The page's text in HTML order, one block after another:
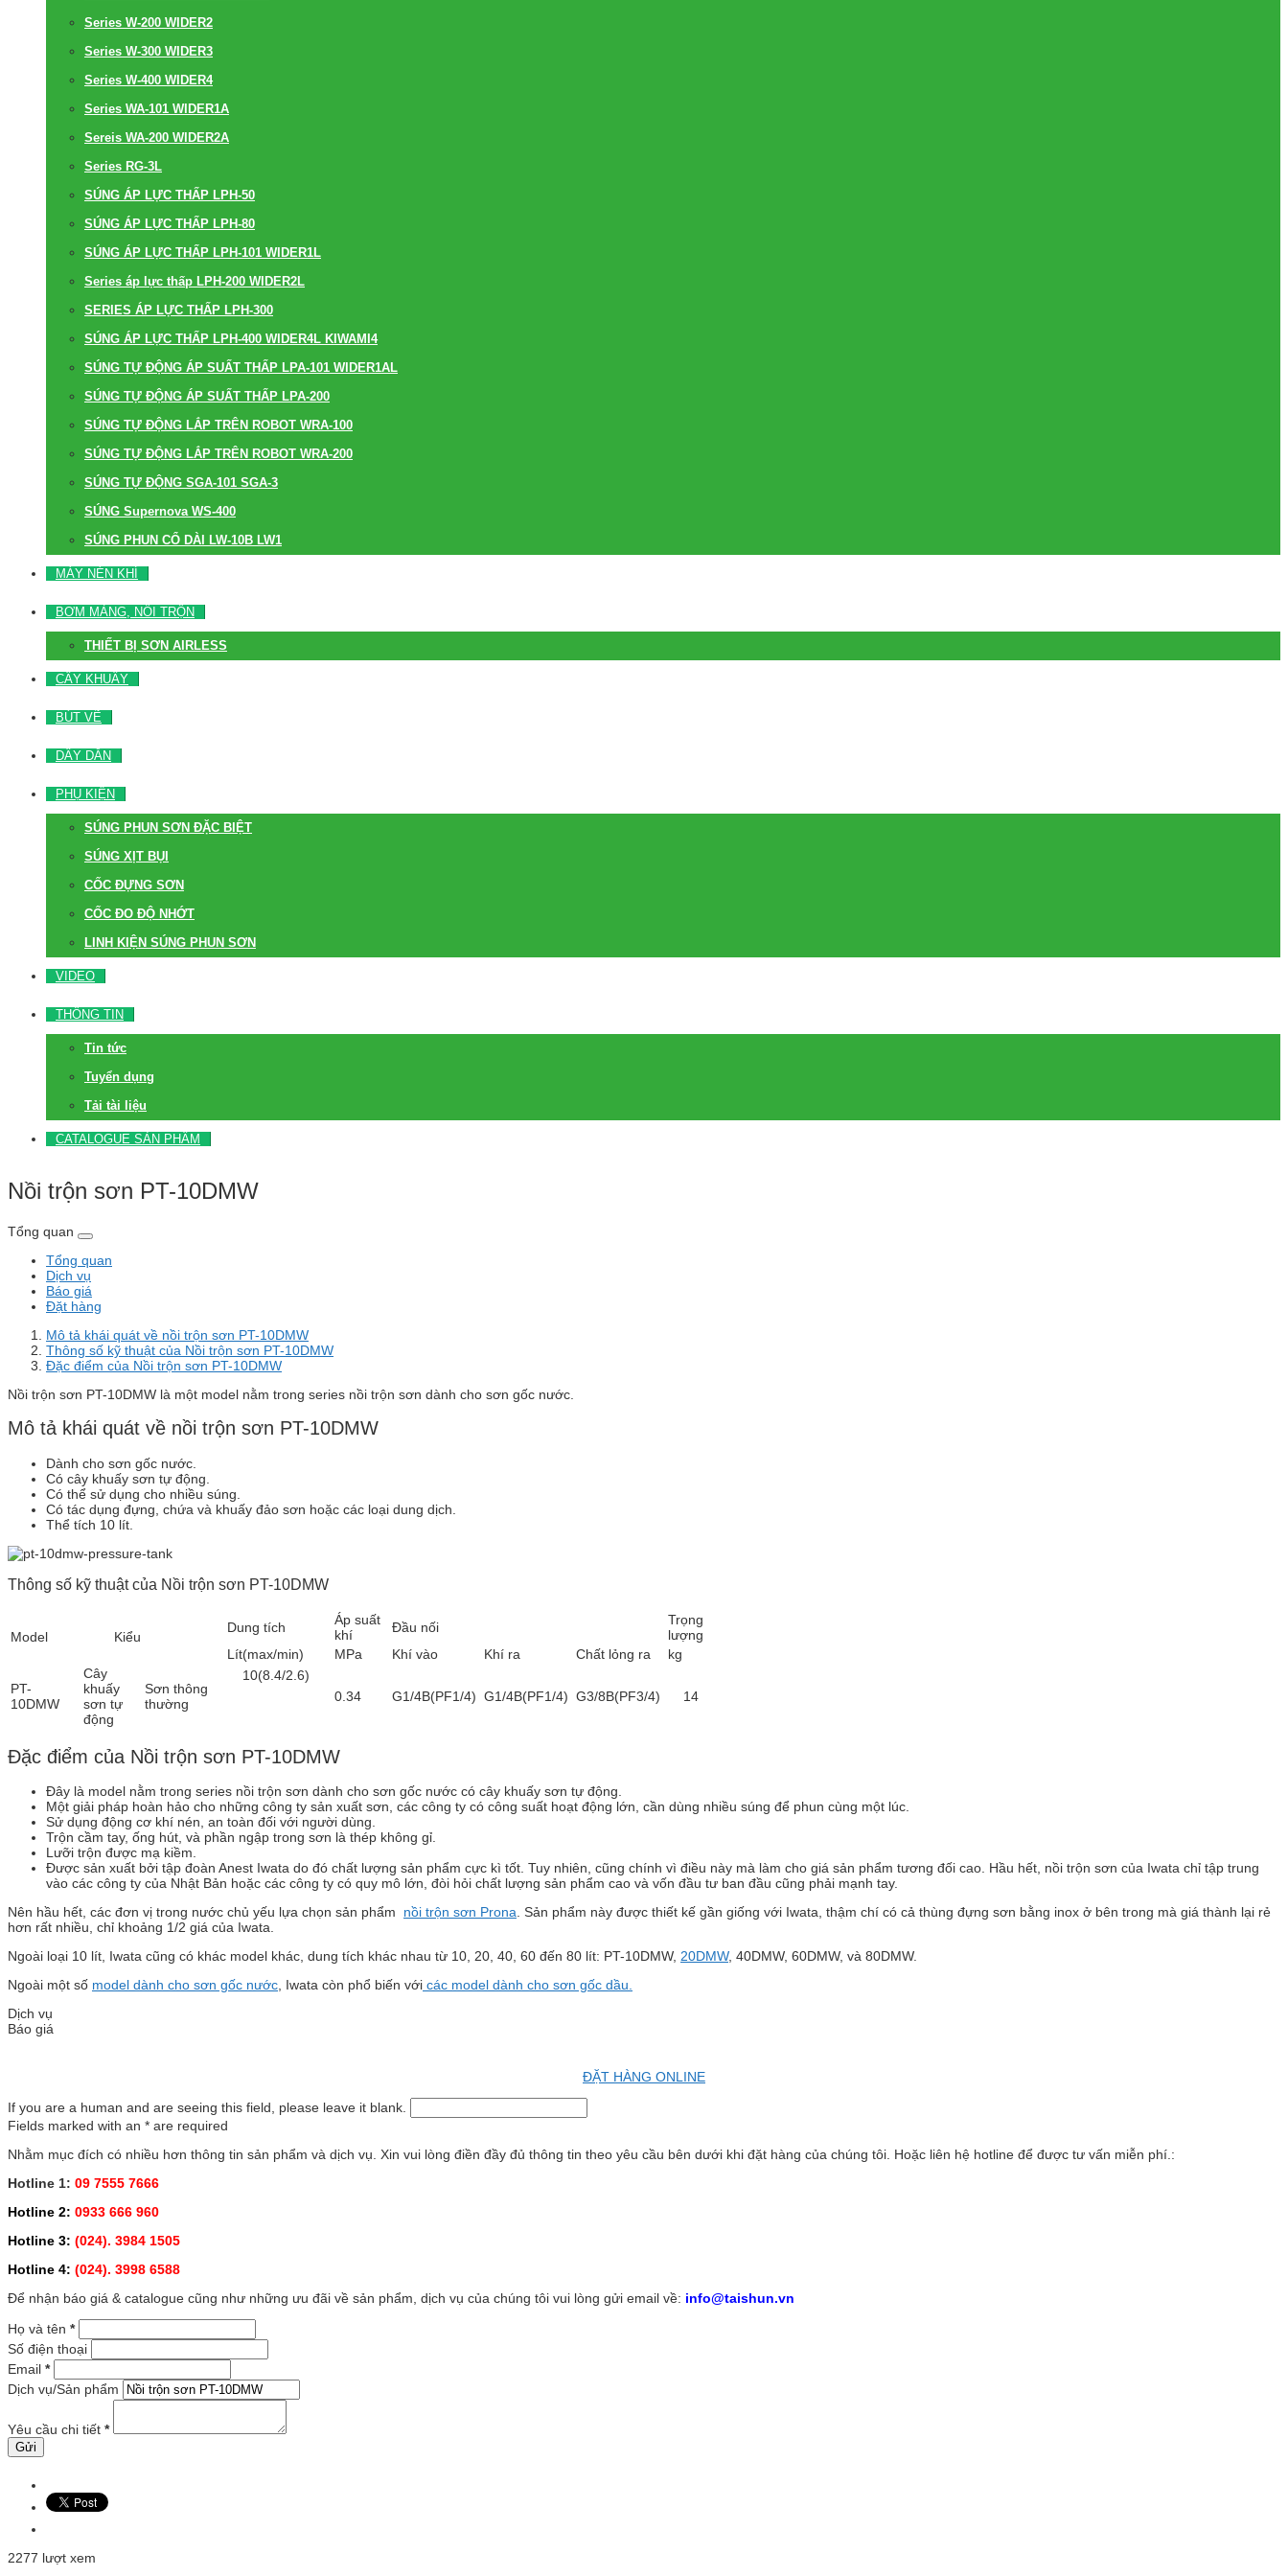
Series W-200 WIDER2
Series W-300 WIDER3
Series W-400 WIDER4
Series WA-101 WIDER1A
Sereis WA-200 WIDER2A
Series RG-3L
SÚNG ÁP LỰC THẤP LPH-50
SÚNG ÁP LỰC THẤP LPH-80
SÚNG ÁP LỰC THẤP LPH-101 WIDER1L
Series áp lực thấp LPH-200 WIDER2L
SERIES ÁP LỰC THẤP LPH-300
SÚNG ÁP LỰC THẤP LPH-400 WIDER4L KIWAMI4
SÚNG TỰ ĐỘNG ÁP SUẤT THẤP LPA-101 WIDER1AL
SÚNG TỰ ĐỘNG ÁP SUẤT THẤP LPA-200
SÚNG TỰ ĐỘNG LẮP TRÊN ROBOT WRA-100
SÚNG TỰ ĐỘNG LẮP TRÊN ROBOT WRA-200
SÚNG TỰ ĐỘNG SGA-101 SGA-3
SÚNG Supernova WS-400
SÚNG PHUN CỔ DÀI LW-10B LW1
MÁY NÉN KHÍ
BƠM MÀNG, NỒI TRỘN
THIẾT BỊ SƠN AIRLESS
CÂY KHUẤY
BÚT VẼ
DÂY DẪN
PHỤ KIỆN
SÚNG PHUN SƠN ĐẶC BIỆT
SÚNG XỊT BỤI
CỐC ĐỰNG SƠN
CỐC ĐO ĐỘ NHỚT
LINH KIỆN SÚNG PHUN SƠN
VIDEO
THÔNG TIN
Tin tức
Tuyển dụng
Tải tài liệu
CATALOGUE SẢN PHẨM
Nồi trộn sơn PT-10DMW
Tổng quan
Tổng quan
Dịch vụ
Báo giá
Đặt hàng
Mô tả khái quát về nồi trộn sơn PT-10DMW
Thông số kỹ thuật của Nồi trộn sơn PT-10DMW
Đặc điểm của Nồi trộn sơn PT-10DMW
Nồi trộn sơn PT-10DMW là một model nằm trong series nồi trộn sơn dành cho sơn gốc nước.
Mô tả khái quát về nồi trộn sơn PT-10DMW
Dành cho sơn gốc nước.
Có cây khuấy sơn tự động.
Có thể sử dụng cho nhiều súng.
Có tác dụng đựng, chứa và khuấy đảo sơn hoặc các loại dung dịch.
Thể tích 10 lít.
Thông số kỹ thuật của Nồi trộn sơn PT-10DMW
Model Kiểu
Dung tích
Áp suất
khí
Đầu nối
Trọng
lượng
Lít(max/min)
MPa Khí vào Khí ra Chất lỏng ra kg
PT-
10DMW
Cây
khuấy
sơn tự
động
Sơn thông
thường
10(8.4/2.6)
0.34
G1/4B(PF1/4) G1/4B(PF1/4) G3/8B(PF3/4) 14
Đặc điểm của Nồi trộn sơn PT-10DMW
Đây là model nằm trong series nồi trộn sơn dành cho sơn gốc nước có cây khuấy sơn tự động.
Một giải pháp hoàn hảo cho những công ty sản xuất sơn, các công ty có công suất hoạt động lớn, cần dùng nhiều súng để phun cùng một lúc.
Sử dụng động cơ khí nén, an toàn đối với người dùng.
Trộn cầm tay, ống hút, và phần ngập trong sơn là thép không gỉ.
Lưỡi trộn được mạ kiềm.
Được sản xuất bởi tập đoàn Anest Iwata do đó chất lượng sản phẩm cực kì tốt. Tuy nhiên, cũng chính vì điều này mà làm cho giá sản phẩm tương đối cao. Hầu hết, nồi trộn sơn của Iwata chỉ tập trung
vào các công ty của Nhật Bản hoặc các công ty có quy mô lớn, đòi hỏi chất lượng sản phẩm cao và vốn đầu tư ban đầu cũng phải mạnh tay.
Nên hầu hết, các đơn vị trong nước chủ yếu lựa chọn sản phẩm nồi trộn sơn Prona . Sản phẩm này được thiết kế gần giống với Iwata, thậm chí có cả thùng đựng sơn bằng inox ở bên trong mà giá thành lại rẻ
hơn rất nhiều, chỉ khoảng 1/2 giá của Iwata.
Ngoài loại 10 lít, Iwata cũng có khác model khác, dung tích khác nhau từ 10, 20, 40, 60 đến 80 lít: PT-10DMW, 20DMW, 40DMW, 60DMW, và 80DMW.
Ngoài một số model dành cho sơn gốc nước , Iwata còn phổ biến với các model dành cho sơn gốc dầu.
Dịch vụ
Báo giá
ĐẶT HÀNG ONLINE
If you are a human and are seeing this field, please leave it blank.
Fields marked with an * are required
Nhằm mục đích có nhiều hơn thông tin sản phẩm và dịch vụ. Xin vui lòng điền đầy đủ thông tin theo yêu cầu bên dưới khi đặt hàng của chúng tôi. Hoặc liên hệ hotline để được tư vấn miễn phí.:
Hotline 1: 09 7555 7666
Hotline 2: 0933 666 960
Hotline 3: (024). 3984 1505
Hotline 4: (024). 3998 6588
Để nhận báo giá & catalogue cũng như những ưu đãi về sản phẩm, dịch vụ của chúng tôi vui lòng gửi email về: info@taishun.vn
Họ và tên *
Số điện thoại
Email *
Dịch vụ/Sản phẩm
Yêu cầu chi tiết *
2277 lượt xem